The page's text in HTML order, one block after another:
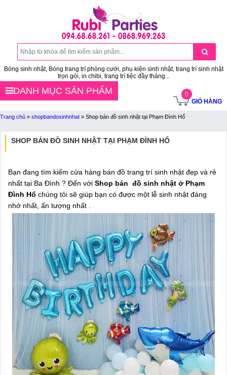
Bóng sinh nhật, Bóng trang trí phòng cưới, phụ kiện sinh nhật, trang trí sinh nhật
trọn gói, in chibi, trang trí tiệc đầy tháng...
0
GIỎ HÀNG
DANH MỤC SẢN PHẨM
Trang chủ » shopbandosinhnhat » Shop bán đồ sinh nhật tại Phạm Đình Hổ
SHOP BÁN ĐỒ SINH NHẬT TẠI PHẠM ĐÌNH HỔ
Bạn đang tìm kiếm cửa hàng bán đồ trang trí sinh nhật đẹp và rẻ
nhất tại Ba Đình ? Đến với Shop bán đồ sinh nhật ở Phạm
Đình Hổ chúng tôi sẽ giúp bạn có được một lễ sinh nhật đáng
nhớ nhất, ấn tượng nhất .